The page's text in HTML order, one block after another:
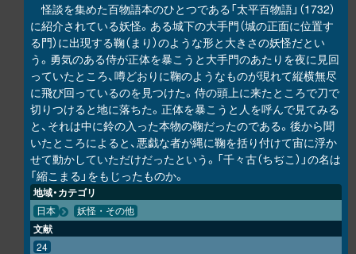
怪談を集めた百物語本のひとつである「太平百物語」（1732）
に紹介されている妖怪。ある城下の大手門（城の正面に位置す
る門）に出現する鞠（まり）のような形と大きさの妖怪だとい
う。勇気のある侍が正体を暴こうと大手門のあたりを夜に見回
っていたところ、噂どおりに鞠のようなものが現れて縦横無尽
に飛び回っているのを見つけた。侍の頭上に来たところで刀で
切りつけると地に落ちた。正体を暴こうと人を呼んで見てみる
と、それは中に鈴の入った本物の鞠だったのである。後から聞
いたところによると、悪戯な者が縄に鞠を括り付けて宙に浮か
せて動かしていただけだったという。「千々古（ちぢこ）」の名は
「縮こまる」をもじったものか。
地域・カテゴリ
日本 妖怪・その他
文献
24